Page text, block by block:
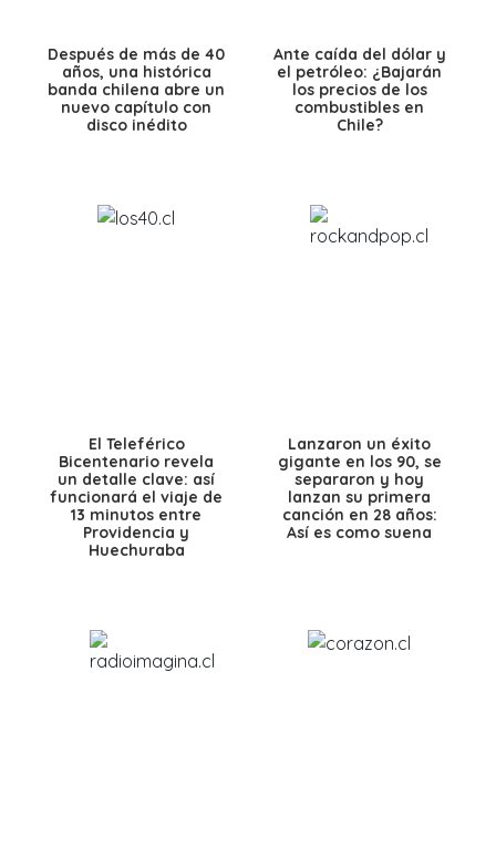
Después de más de 40
años, una histórica
banda chilena abre un
nuevo capítulo con
disco inédito
Ante caída del dólar y
el petróleo: ¿Bajarán
los precios de los
combustibles en
Chile?
El Teleférico
Bicentenario revela
un detalle clave: así
funcionará el viaje de
13 minutos entre
Providencia y
Huechuraba
Lanzaron un éxito
gigante en los 90, se
separaron y hoy
lanzan su primera
canción en 28 años:
Así es como suena